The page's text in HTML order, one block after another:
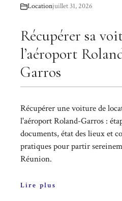
Locationjuillet 31, 2026
Récupérer sa
l’aéroport
Garros
Récupérer une voiture de
l'aéroport Roland-Garros :
documents, état des lieux et
pratiques pour partir
Réunion.
Lire plus